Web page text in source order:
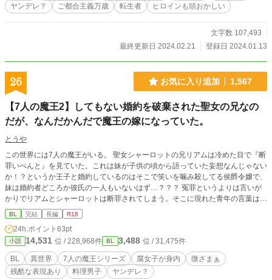
くお願いいたしますm(__)m 他サイトでも同時連載しています。
ヤンデレ？
ご都合主義万歳 転生者 ヒロインも頭おかしい
文字数 107,493
最終更新日 2024.02.21
登録日 2024.01.13
26 お気に入り追加 1,567
【7人の魔王2】してもない婚約を破棄された聖女の兄なの
だが、なんだかんだで魔王の嫁になっていた。
とうや
この世界には7人の魔王がいる。 聖女シャーロットの兄リアムは冷めた目で『断
罪いべんと』を見ていた。これは妹が子供の頃から語っていた妄想なんじゃない
か！？というか王子と婚約しているのはそこで笑いを噛み殺してる侯爵令嬢で、
妹は婚約者どころか彼氏の一人もいないはず…？？？ 冤罪というよりは言いが
かりでリアムとシャーロットは断罪されてしまう。そこに現れた青年の言葉は
「要らないなら、くれないか？」というもので……。 画して、リアムの楽しい
魔王領生活(スローライフ)が始まった。 穏やかな海の魔王×元平民聖女の兄。 7
人の魔王シリーズ『嫉妬のレヴィアタン編』開幕です。 *************************
******************* ATTENTION *********************************
*********** ＊独自設定があります。随時更新の【人物紹介とネタバレ含む裏設
定】を参考にしてください。 ＊人道に反する残酷な表現があります。前作でわ
かるように、これは『神々が統治した世界が滅びる物語』です。善人悪人関係な
BL 完結 長編 R18
24h.ポイント 63pt
小説 14,531 位 / 228,968件 BL 3,488 位 / 31,475件
BL 異世界 7人の魔王シリーズ 腐女子が身内
微ざまぁ
残酷な表現あり
料理男子 ヤンデレ？